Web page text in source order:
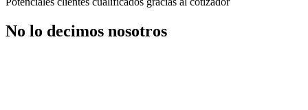
No lo decimos nosotros